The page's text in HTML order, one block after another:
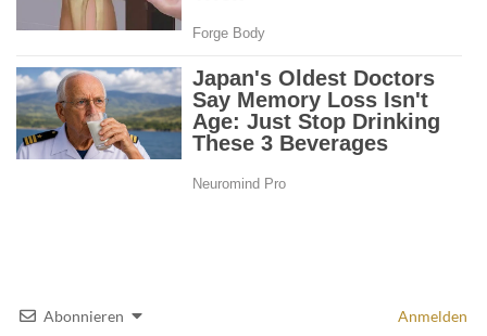
Abonnieren Anmelden